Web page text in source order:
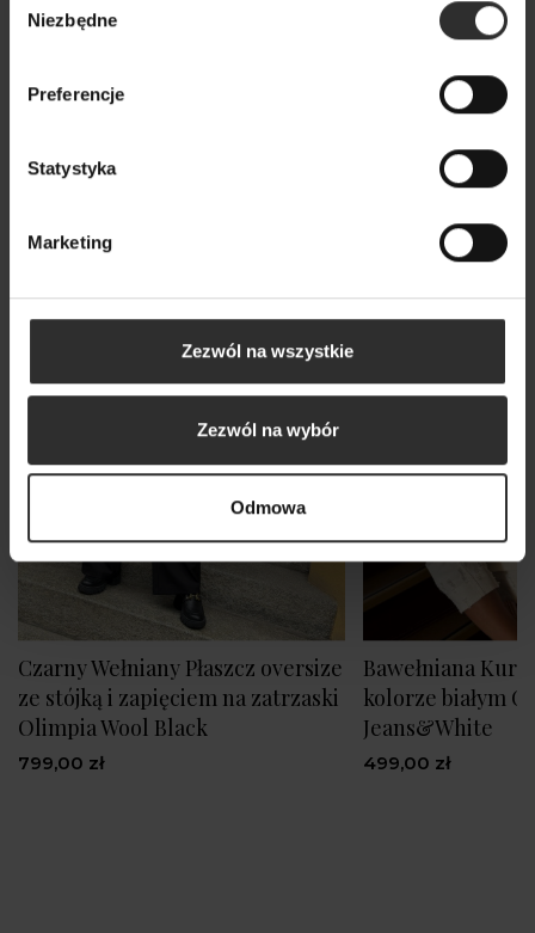
zgody
Niezbędne
Preferencje
Statystyka
Marketing
Zezwól na wszystkie
Zezwól na wybór
Odmowa
Popularne produkty
Czarny Wełniany Płaszcz oversize
ze stójką i zapięciem na zatrzaski
Olimpia Wool Black
799,00 zł
Bawełniana
kolorze białym
Jeans&White
499,00 zł